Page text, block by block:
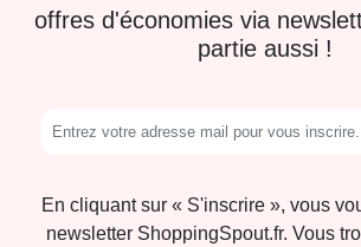
offres d'économies via
partie aussi !
En cliquant sur « S'inscrire », vous
newsletter ShoppingSpout.fr. Vous